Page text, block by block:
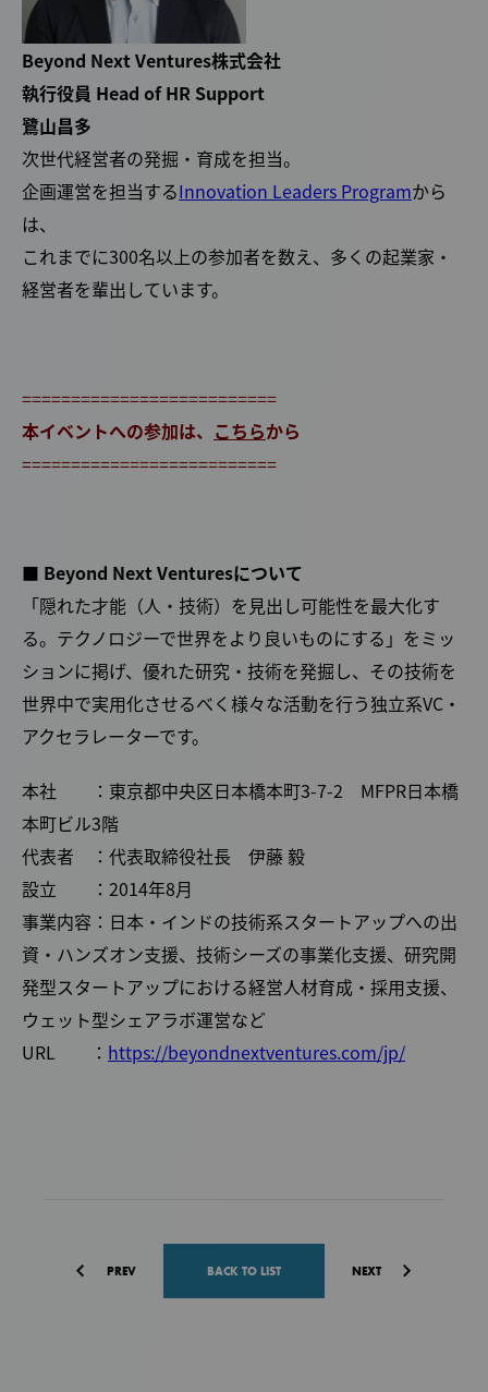
Beyond Next Ventures株式会社
執行役員 Head of HR Support
鷺山昌多
次世代経営者の発掘・育成を担当。
企画運営を担当するInnovation Leaders Programから
は、
これまでに300名以上の参加者を数え、多くの起業家・
経営者を輩出しています。
==========================
本イベントへの参加は、 こちらから
==========================
■ Beyond Next Venturesについて
「隠れた才能（人・技術）を見出し可能性を最大化す
る。テクノロジーで世界をより良いものにする」をミッ
ションに掲げ、優れた研究・技術を発掘し、その技術を
世界中で実用化させるべく様々な活動を行う独立系VC・
アクセラレーターです。
本社 ：東京都中央区日本橋本町3-7-2 MFPR日本橋
本町ビル3階
代表者 ：代表取締役社長 伊藤 毅
設立 ：2014年8月
事業内容：日本・インドの技術系スタートアップへの出
資・ハンズオン支援、技術シーズの事業化支援、研究開
発型スタートアップにおける経営人材育成・採用支援、
ウェット型シェアラボ運営など
URL ： https://beyondnextventures.com/jp/
PREV BACK TO LIST NEXT